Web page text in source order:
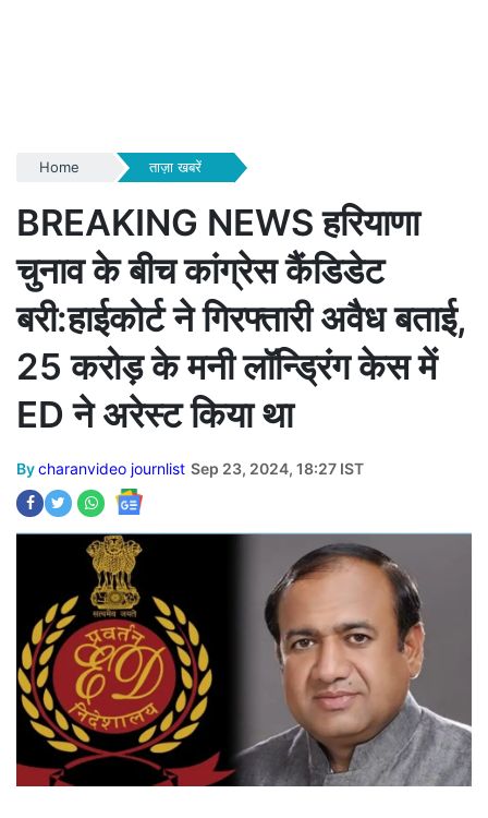
Home ताज़ा खबरें
BREAKING NEWS हरियाणा
चुनाव के बीच कांग्रेस कैंडिडेट
बरी:हाईकोर्ट ने गिरफ्तारी अवैध बताई,
25 करोड़ के मनी लॉन्ड्रिंग केस में
ED ने अरेस्ट किया था
Bycharanvideo journlist Sep 23, 2024, 18:27 IST